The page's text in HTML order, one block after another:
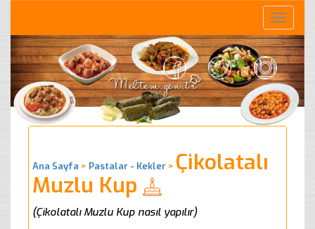
Toggle
Ana Sayfa > Pastalar - Kekler > Çikolatalı
Muzlu Kup
(Çikolatalı Muzlu Kup nasıl yapılır)